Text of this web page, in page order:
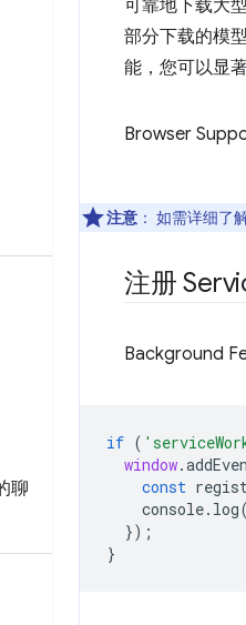
聊
可靠地下载大
部分下载的模
能，您可以显
Browser
注意 ： 如需详细了
注册
Background
if (
window.
const
console. log(
});
}